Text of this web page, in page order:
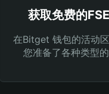
获取免费的
在Bitget 钱包的活动
您准备了各种类型